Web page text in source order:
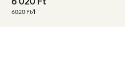
6020 Ft/l